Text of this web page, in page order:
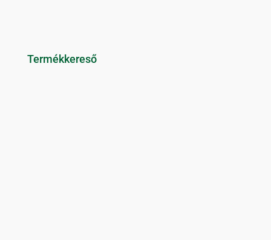
Termékkereső